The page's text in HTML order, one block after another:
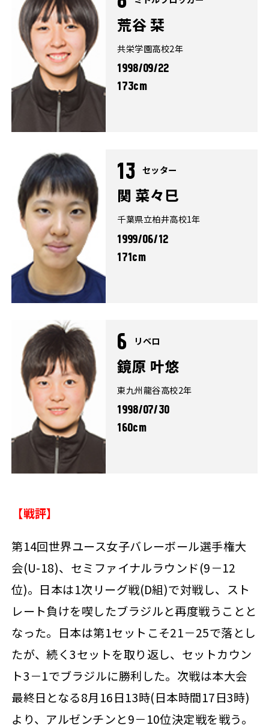
荒谷 栞
共栄学園高校2年
1998/09/22
173cm
13 セッター
関 菜々巳
千葉県立柏井高校1年
1999/06/12
171cm
6 リベロ
鏡原 叶悠
東九州龍谷高校2年
1998/07/30
160cm
【戦評】
第14回世界ユース女子バレーボール選手権大
会(U-18)、セミファイナルラウンド(9－12
位)。日本は1次リーグ戦(D組)で対戦し、スト
レート負けを喫したブラジルと再度戦うことと
なった。日本は第1セットこそ21－25で落とし
たが、続く3セットを取り返し、セットカウン
ト3－1でブラジルに勝利した。次戦は本大会
最終日となる8月16日13時(日本時間17日3時)
より、アルゼンチンと9－10位決定戦を戦う。